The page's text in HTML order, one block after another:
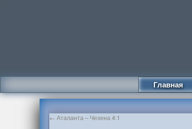
Главная
← Аталанта – Чезена 4:1